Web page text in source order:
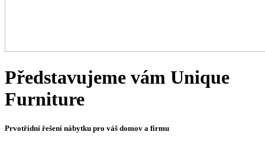
Představujeme vám Unique
Furniture
Prvotřídní řešení nábytku pro váš domov a firmu